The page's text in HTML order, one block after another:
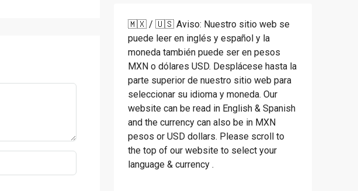
🇲🇽 / 🇺🇸 Aviso: Nuestro sitio web se
puede leer en inglés y español y la
moneda también puede ser en pesos
MXN o dólares USD. Desplácese hasta la
parte superior de nuestro sitio web para
seleccionar su idioma y moneda. Our
website can be read in English & Spanish
and the currency can also be in MXN
pesos or USD dollars. Please scroll to
the top of our website to select your
language & currency .